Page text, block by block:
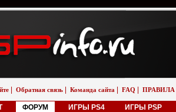
Обратная связь Команда сайта FAQ ПРАВИЛА
ФОРУМ ИГРЫ PS4 ИГРЫ PSP